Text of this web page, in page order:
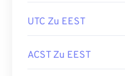
UTC Zu EEST
ACST Zu EEST